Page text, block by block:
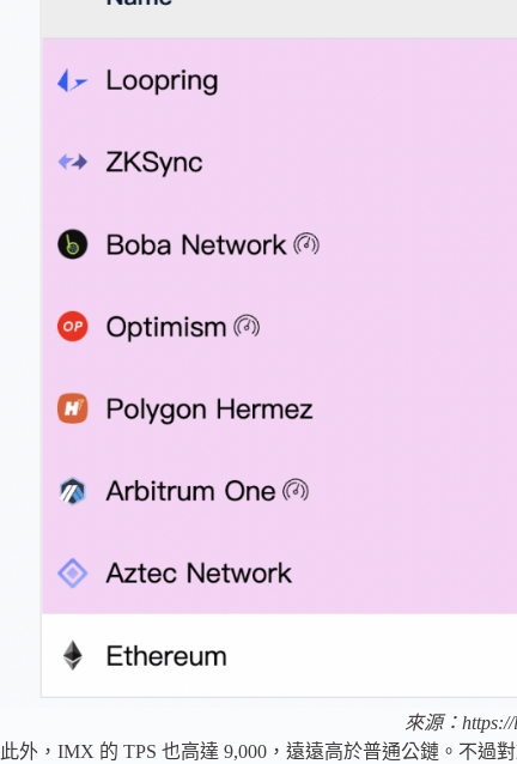
來源：https://
此外，IMX 的 TPS 也高達 9,000，遠遠高於普通公鏈。不